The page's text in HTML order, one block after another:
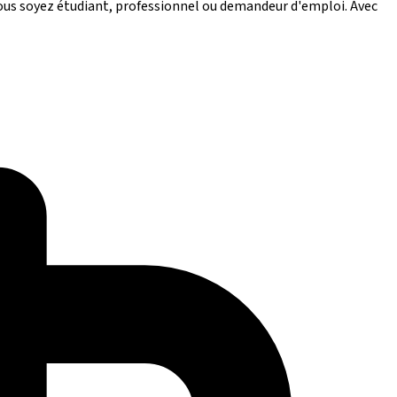
soyez étudiant, professionnel ou demandeur d'emploi. Avec